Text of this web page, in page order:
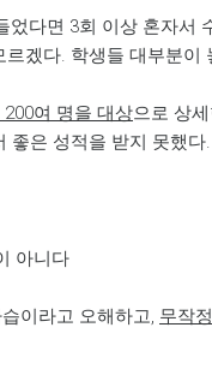
었다면 3회 이상 혼자서
겠다. 학생들 대부분이
200여 명을 대상으로 상
좋은 성적을 받지 못했
아니다
이라고 오해하고, 무작